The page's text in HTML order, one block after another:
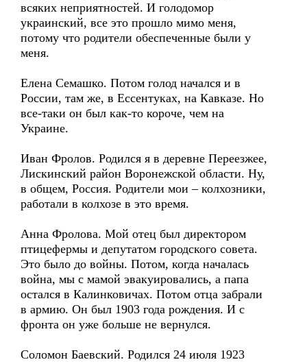
всяких неприятностей. И голодомор
украинский, все это прошло мимо меня,
потому что родители обеспеченные были у
меня.
Елена Семашко. Потом голод начался и в
России, там же, в Ессентуках, на Кавказе. Но
все-таки он был как-то короче, чем на
Украине.
Иван Фролов. Родился я в деревне Переезжее,
Лискинский район Воронежской области. Ну,
в общем, Россия. Родители мои – колхозники,
работали в колхозе в это время.
Анна Фролова. Мой отец был директором
птицефермы и депутатом городского совета.
Это было до войны. Потом, когда началась
война, мы с мамой эвакуировались, а папа
остался в Калинковичах. Потом отца забрали
в армию. Он был 1903 года рождения. И с
фронта он уже больше не вернулся.
Соломон Баевский. Родился 24 июля 1923